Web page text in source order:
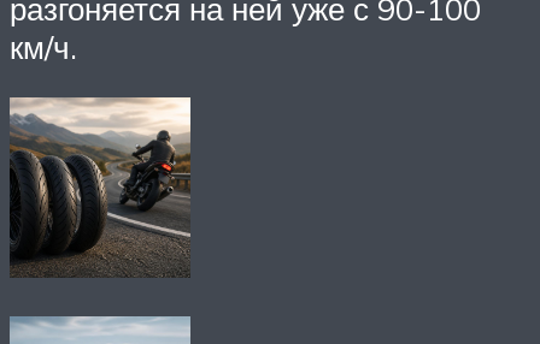
разгоняется на ней уже с 90-100
км/ч.